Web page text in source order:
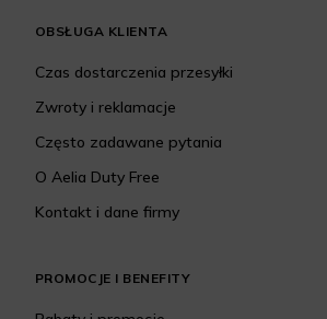
OBSŁUGA KLIENTA
Czas dostarczenia przesyłki
Zwroty i reklamacje
Często zadawane pytania
O Aelia Duty Free
Kontakt i dane firmy
PROMOCJE I BENEFITY